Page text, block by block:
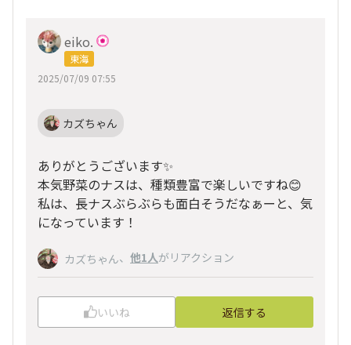
eiko.
東海
2025/07/09 07:55
カズちゃん
ありがとうございます✨️
本気野菜のナスは、種類豊富で楽しいですね😊
私は、長ナスぶらぶらも面白そうだなぁーと、気
になっています！
カズちゃん、 他1人がリアクション
いいね 返信する